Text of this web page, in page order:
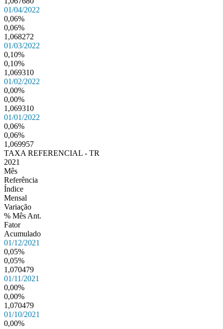
01/04/2022
0,06%
0,06%
1,068272
01/03/2022
0,10%
0,10%
1,069310
01/02/2022
0,00%
0,00%
1,069310
01/01/2022
0,06%
0,06%
1,069957
TAXA REFERENCIAL - TR
2021
Mês
Referência
Índice
Mensal
Variação
% Mês Ant.
Fator
Acumulado
01/12/2021
0,05%
0,05%
1,070479
01/11/2021
0,00%
0,00%
1,070479
01/10/2021
0,00%